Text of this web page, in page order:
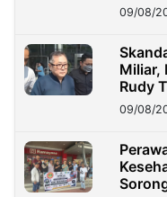
09/08/
Miliar,
Rudy
09/08/